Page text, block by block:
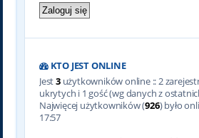
KTO JEST ONLINE
Jest3użytkowników online :: 2
ukrytych i 1 gość (wg danych z
Najwięcej użytkowników (926) było
17:57